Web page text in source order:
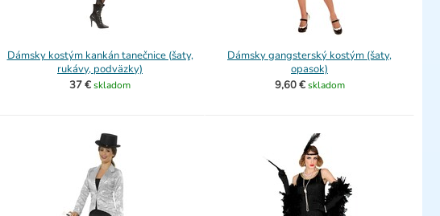
Dámsky kostým kankán tanečnice (šaty,
rukávy, podväzky)
37 €skladom
Dámsky gangsterský kostým (šaty,
opasok)
9,60 € skladom